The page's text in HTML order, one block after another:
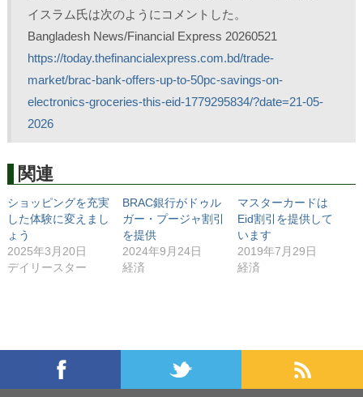
イスラム氏は次のようにコメントした。
Bangladesh News/Financial Express 20260521
https://today.thefinancialexpress.com.bd/trade-
market/brac-bank-offers-up-to-50pc-savings-on-
electronics-groceries-this-eid-1779295834/?date=21-05-
2026
関連
ショッピングを充実
した体験に変えまし
ょう
2025年3月20日
デイリースター
BRAC銀行がドゥル
ガー・プージャ割引
を提供
2024年9月24日
経済
マスターカードは
Eid割引を提供して
います
2019年7月29日
経済